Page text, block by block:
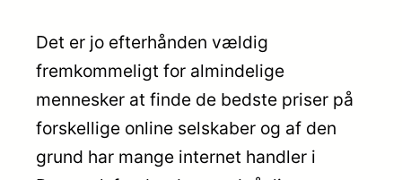
Det er jo efterhånden vældig
fremkommeligt for almindelige
mennesker at finde de bedste priser på
forskellige online selskaber og af den
grund har mange internet handler i